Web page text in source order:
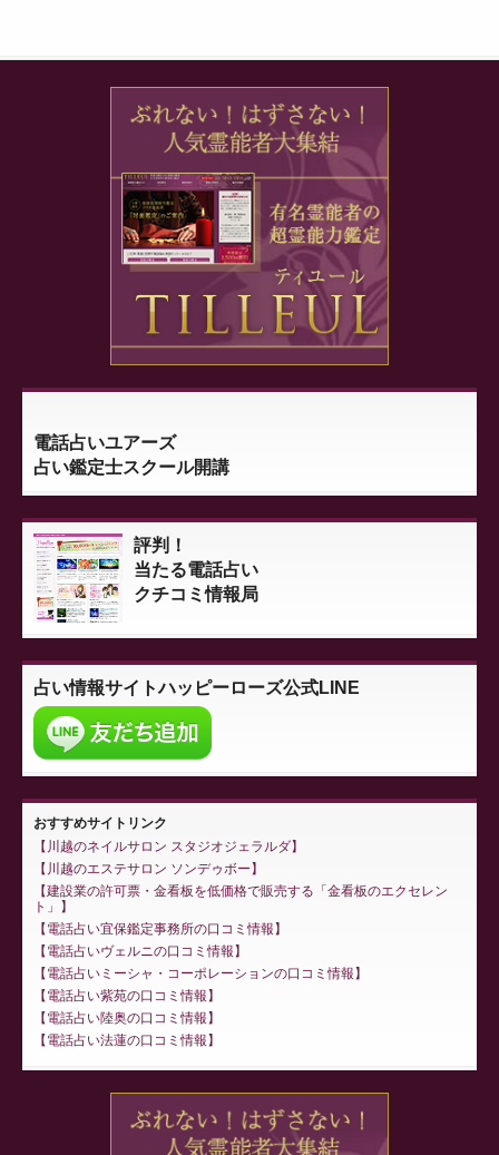
電話占いユアーズ
占い鑑定士スクール開講
評判！
当たる電話占い
クチコミ情報局
占い情報サイトハッピーローズ公式LINE
おすすめサイトリンク
川越のネイルサロン スタジオジェラルダ
川越のエステサロン ソンデゥボー
建設業の許可票・金看板を低価格で販売する「金看板のエクセレン
ト」
電話占い宜保鑑定事務所の口コミ情報
電話占いヴェルニの口コミ情報
電話占いミーシャ・コーポレーションの口コミ情報
電話占い紫苑の口コミ情報
電話占い陸奥の口コミ情報
電話占い法蓮の口コミ情報